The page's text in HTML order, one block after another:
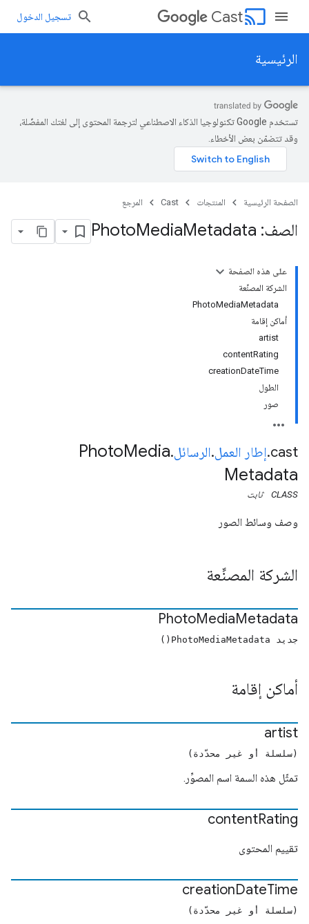
cast
Cast تسجيل الدخول
الرئيسية
تستخدم Google تكنولوجيا الذكاء الاصطناعي لترجمة المحتوى إلى لغتك المفضّلة،
وقد تتضمّن بعض الأخطاء.
الصفحة الرئيسية المنتجات Cast المرجع
الصف: Photo MediaMetadata
على هذه الصفحة
الشركة المصنِّعة
PhotoMediaMetadata
أماكن إقامة
artist
contentRating
creationDateTime
الطول
صور
cast
.إطار العمل.الرسائل.
PhotoMedia
Metadata
CLASS ثابت
وصف وسائط الصور
الشركة المصنِّعة
PhotoMediaMetadata
جديد PhotoMediaMetadata()
أماكن إقامة
artist
(سلسلة أو غير محدّدة)
تمثّل هذه السمة اسم المصوِّر.
contentRating
تقييم المحتوى
creationDateTime
(سلسلة أو غير محدّدة)